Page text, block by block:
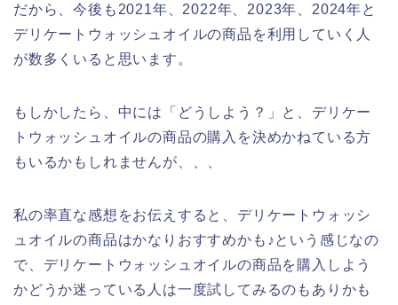
だから、今後も2021年、2022年、2023年、2024年と
デリケートウォッシュオイルの商品を利用していく人
が数多くいると思います。
もしかしたら、中には「どうしよう？」と、デリケー
トウォッシュオイルの商品の購入を決めかねている方
もいるかもしれませんが、、、
私の率直な感想をお伝えすると、デリケートウォッシ
ュオイルの商品はかなりおすすめかも♪という感じなの
で、デリケートウォッシュオイルの商品を購入しよう
かどうか迷っている人は一度試してみるのもありかも